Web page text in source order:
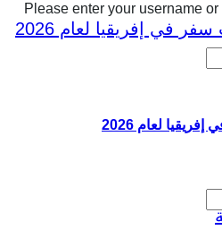
Please enter your username